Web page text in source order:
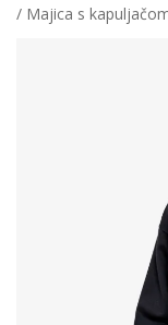
Majica s